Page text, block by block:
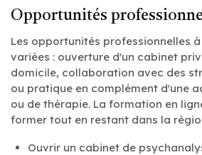
Opportunités
Les opportunités professionnelles
variées : ouverture d'un cabinet
domicile, collaboration avec des
ou pratique en complément d'une
ou de thérapie. La formation en
former tout en restant dans la
Ouvrir un cabinet de